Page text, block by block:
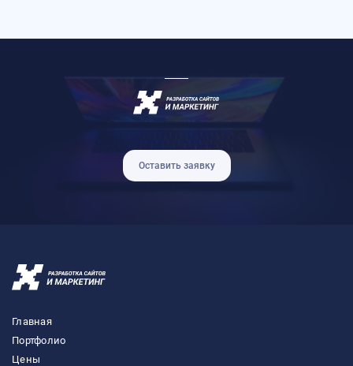
Оставить заявку
Главная
Портфолио
Цены